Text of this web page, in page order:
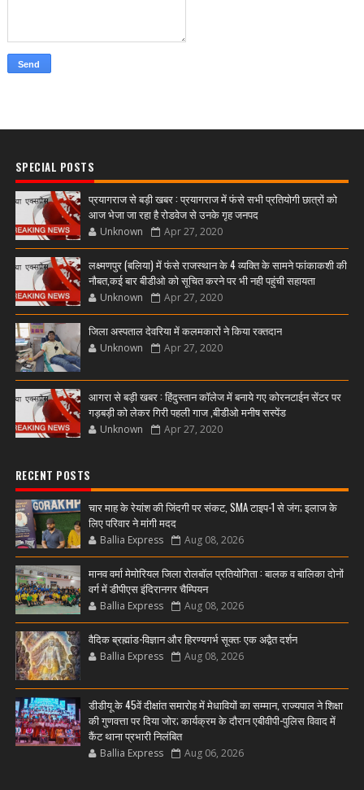
SPECIAL POSTS
प्रयागराज से बड़ी खबर : प्रयागराज में फंसे सभी प्रतियोगी छात्रों को
आज भेजा जा रहा है रोडवेज से उनके गृह जनपद
Unknown Apr 27, 2020
लक्ष्मणपुर (बलिया) में फंसे राजस्थान के 4 व्यक्ति के सामने फांकाकशी की
नौबत,कई बार बीडीओ को सूचित करने पर भी नही पहुंची सहायता
Unknown Apr 27, 2020
जिला अस्पताल देवरिया में कलमकारों ने किया रक्तदान
Unknown Apr 27, 2020
आगरा से बड़ी खबर : हिंदुस्तान कॉलेज में बनाये गए कोरनटाईन सेंटर पर
गड़बड़ी को लेकर गिरी पहली गाज ,बीडीओ मनीष सस्पेंड
Unknown Apr 27, 2020
RECENT POSTS
चार माह के रेयांश की जिंदगी पर संकट, SMA टाइप-1 से जंग; इलाज के
लिए परिवार ने मांगी मदद
Ballia Express Aug 08, 2026
मानव वर्मा मेमोरियल जिला रोलबॉल प्रतियोगिता : बालक व बालिका दोनों
वर्ग में डीपीएस इंदिरानगर चैम्पियन
Ballia Express Aug 08, 2026
वैदिक ब्रह्मांड-विज्ञान और हिरण्यगर्भ सूक्त: एक अद्वैत दर्शन
Ballia Express Aug 08, 2026
डीडीयू के 45वें दीक्षांत समारोह में मेधावियों का सम्मान, राज्यपाल ने शिक्षा
की गुणवत्ता पर दिया जोर; कार्यक्रम के दौरान एबीवीपी-पुलिस विवाद में
कैंट थाना प्रभारी निलंबित
Ballia Express Aug 06, 2026